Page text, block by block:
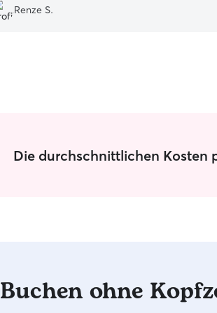
Renze S.
Die durchschnittlichen Kosten
Buchen ohne